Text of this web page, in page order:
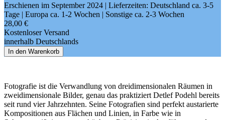
Erschienen im September 2024 | Lieferzeiten: Deutschland ca. 3-5
Tage | Europa ca. 1-2 Wochen | Sonstige ca. 2-3 Wochen
28,00 €
Kostenloser Versand
innerhalb Deutschlands
In den Warenkorb
Fotografie ist die Verwandlung von dreidimensionalen Räumen in
zweidimensionale Bilder, genau das praktiziert Detlef Podehl bereits
seit rund vier Jahrzehnten. Seine Fotografien sind perfekt austarierte
Kompositionen aus Flächen und Linien, in Farbe wie in